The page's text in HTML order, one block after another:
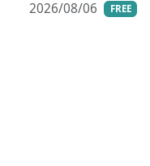
2026/08/06 FREE